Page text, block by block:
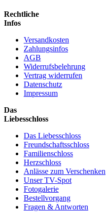
Rechtliche
Infos
Versandkosten
Zahlungsinfos
AGB
Widerrufsbelehrung
Vertrag widerrufen
Datenschutz
Impressum
Das
Liebesschloss
Das Liebesschloss
Freundschaftsschloss
Familienschloss
Herzschloss
Anlässe zum Verschenken
Unser TV-Spot
Fotogalerie
Bestellvorgang
Fragen & Antworten